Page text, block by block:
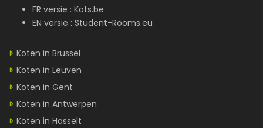
FR versie : Kots.be
EN versie : Student-Rooms.eu
Koten in Brussel
Koten in Leuven
Koten in Gent
Koten in Antwerpen
Koten in Hasselt